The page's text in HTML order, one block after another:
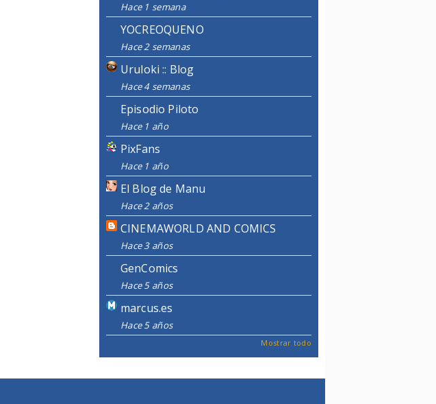
Hace 1 semana
YOCREOQUENO
Hace 2 semanas
Uruloki :: Blog
Hace 4 semanas
Episodio Piloto
Hace 1 año
PixFans
Hace 1 año
El Blog de Manu
Hace 2 años
CINEMAWORLD AND COMICS
Hace 3 años
GenComics
Hace 5 años
marcus.es
Hace 5 años
Mostrar todo